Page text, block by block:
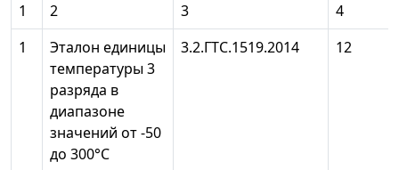
1 2 3
4
1
Эталон единицы
температуры 3
разряда в
диапазоне
значений от -50
до 300°С
3.2.ГТС.1519.2014 12